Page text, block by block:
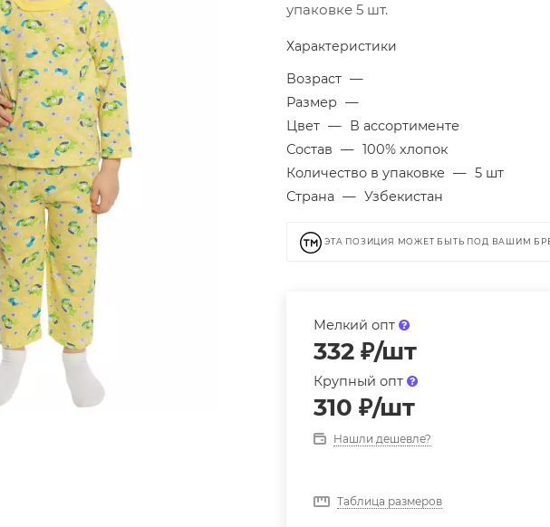
упаковке 5 шт.
Характеристики
Возраст —
Размер —
Цвет — В ассортименте
Состав — 100% хлопок
Количество в упаковке — 5 шт
Страна — Узбекистан
ЭТА ПОЗИЦИЯ МОЖЕТ БЫТЬ ПОД ВАШИМ
Мелкий опт
332 ₽/шт
Крупный опт
310 ₽/шт
Нашли дешевле?
Таблица размеров